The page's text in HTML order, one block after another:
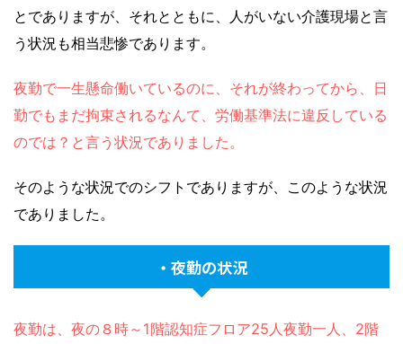
とでありますが、それとともに、人がいない介護現場と言
う状況も相当悲惨であります。
夜勤で一生懸命働いているのに、それが終わってから、日
勤でもまだ拘束されるなんて、労働基準法に違反している
のでは？と言う状況でありました。
そのような状況でのシフトでありますが、このような状況
でありました。
・夜勤の状況
夜勤は、夜の８時～1階認知症フロア25人夜勤一人、2階